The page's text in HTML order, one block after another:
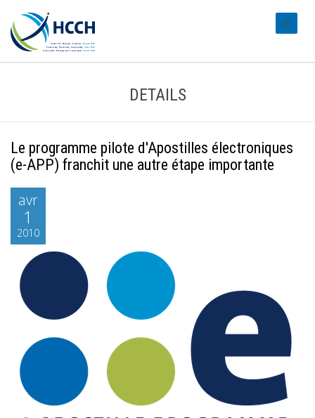
DETAILS
Le programme pilote d'Apostilles électroniques
(e-APP) franchit une autre étape importante
avr
1
2010